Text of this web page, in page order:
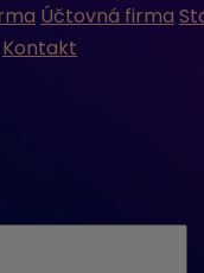
Účtovná firma
Kontakt